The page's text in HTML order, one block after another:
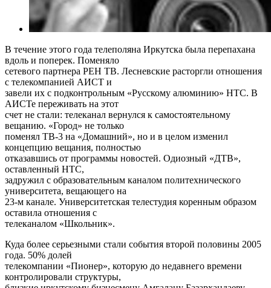
В течение этого года телеполяна Иркутска была перепахана
вдоль и поперек. Поменяло
сетевого партнера РЕН ТВ. Лесневские расторгли отношения
с телекомпанией АИСТ и
завели их с подконтрольным «Русскому алюминию» НТС. В
АИСТе переживать на этот
счет не стали: телеканал вернулся к самостоятельному
вещанию. «Город» не только
поменял ТВ-3 на «Домашний», но и в целом изменил
концепцию вещания, полностью
отказавшись от программы новостей. Одиозный «ДТВ»,
оставленный НТС,
задружил с образовательным каналом политехнического
университета, вещающего на
23-м канале. Университетская телестудия коренным образом
оставила отношения с
телеканалом «Школьник».
Куда более серьезными стали события второй половины 2005
года. 50% долей
телекомпании «Пионер», которую до недавнего времени
контролировали структуры,